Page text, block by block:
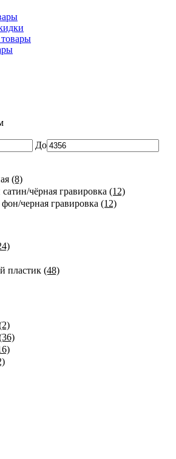
До
(8)
чёрная гравировка (12)
черная гравировка (12)
пластик (48)